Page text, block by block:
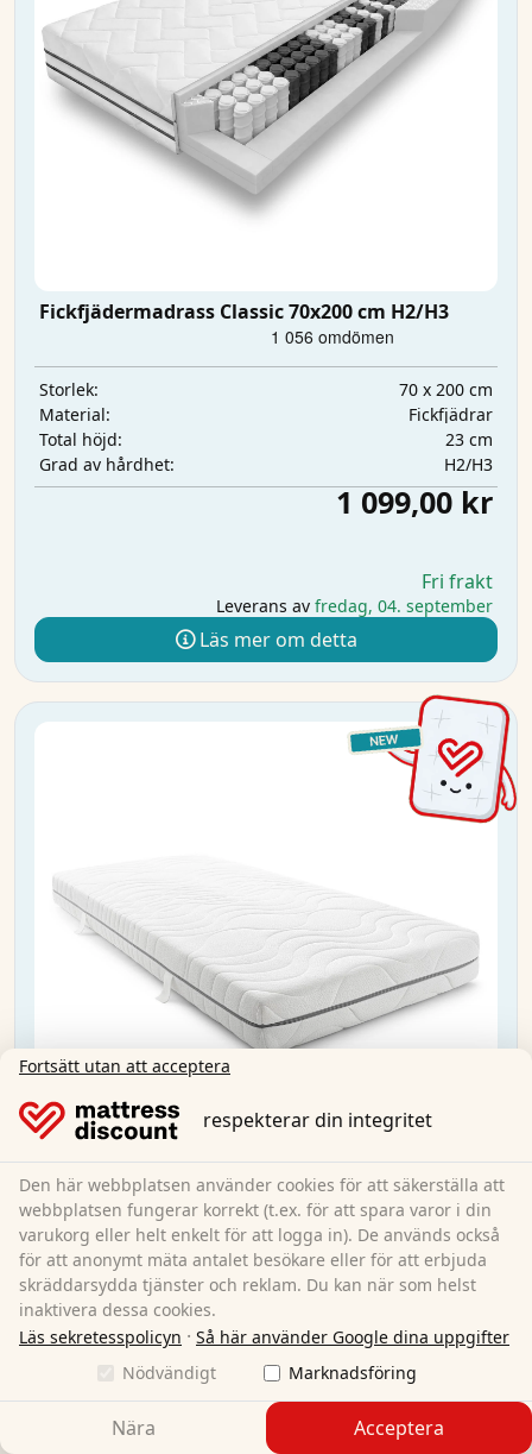
Fickfjädermadrass Classic 70x200 cm H2/H3
Storlek:
70 x 200 cm
Material:
Fickfjädrar
Total höjd:
23 cm
Grad av hårdhet:
H2/H3
1 099,00 kr
Fri frakt
Leverans av fredag, 04. september
Läs mer om detta
Dream komfortskum-madrass med 7 zoner,
90x190 cm, H3
Storlek:
Material:
Komfortskum
18 cm
Grad av hårdhet:
1 099,00 kr
Fortsätt utan att acceptera
respekterar din integritet
Den här webbplatsen använder cookies för att säkerställa att
webbplatsen fungerar korrekt (t.ex. för att spara varor i din
varukorg eller helt enkelt för att logga in). De används också
för att anonymt mäta antalet besökare eller för att erbjuda
skräddarsydda tjänster och reklam. Du kan när som helst
inaktivera dessa cookies.
Läs sekretesspolicyn · Så här använder Google dina uppgifter
Nödvändigt
Marknadsföring
Nära Acceptera